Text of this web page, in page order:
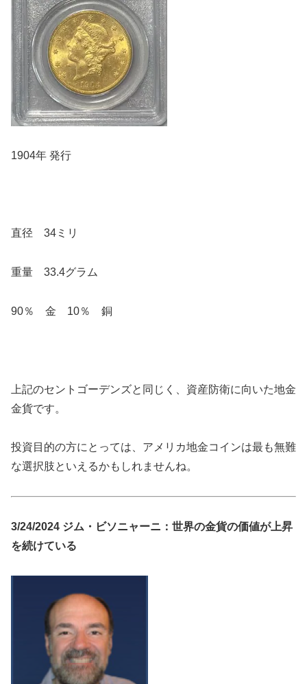
1904年 発行
直径 34ミリ
重量 33.4グラム
90％ 金 10％ 銅
上記のセントゴーデンズと同じく、資産防衛に向いた地金
金貨です。
投資目的の方にとっては、アメリカ地金コインは最も無難
な選択肢といえるかもしれませんね。
3/24/2024 ジム・ビソニャーニ：世界の金貨の価値が上昇
を続けている